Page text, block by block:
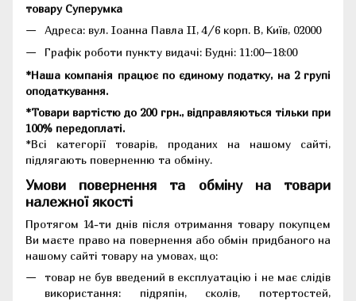
товару Суперумка
Адреса: вул. Іоанна Павла II, 4/6 корп. В, Київ, 02000
Графік роботи пункту видачі: Будні: 11:00–18:00
*Наша компанія працює по єдиному податку, на 2 групі
оподаткування.
*Товари вартістю до 200 грн., відправляються тільки при
100% передоплаті.
*Всі категорії товарів, проданих на нашому сайті,
підлягають поверненню та обміну.
Умови повернення та обміну на товари
належної якості
Протягом 14-ти днів після отримання товару покупцем
Ви маєте право на повернення або обмін придбаного на
нашому сайті товару на умовах, що:
товар не був введений в експлуатацію і не має слідів
використання: підряпін, сколів, потертостей,